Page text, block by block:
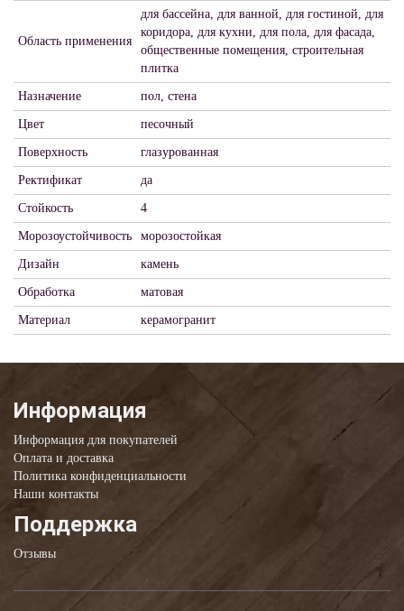
Область применения
для бассейна, для ванной, для гостиной, для
коридора, для кухни, для пола, для фасада,
общественные помещения, строительная
плитка
Назначение пол, стена
Цвет песочный
Поверхность глазурованная
Ректификат да
Стойкость 4
Морозоустойчивость морозостойкая
Дизайн камень
Обработка матовая
Материал керамогранит
Информация
Информация для покупателей
Оплата и доставка
Политика конфиденциальности
Наши контакты
Поддержка
Отзывы